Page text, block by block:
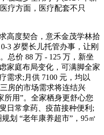
疗方面，医疗配套不只
度契合，意禾金茂学林拾
3 岁婴长儿托管办事，让刚
总价 88 万 - 125 万，新坐
家庭布局变化，可满脚全家
需求;月供 7100 元，均以
房的市场需求将连结兴
所用”。全家栖身更舒心您
日常拿药、疫苗接种便利;
划 “老年康养超市”，95㎡